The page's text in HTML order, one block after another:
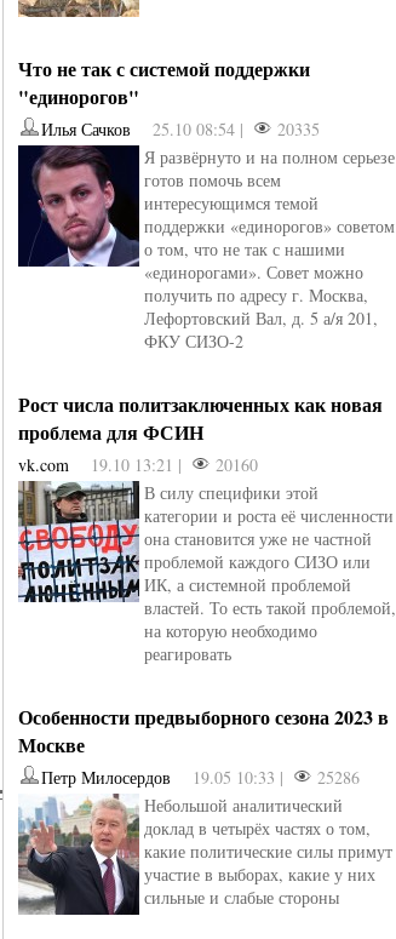
Что не так с системой поддержки
"единорогов"
Илья Сачков 25.10 08:54 |
20335
Я развёрнуто и на полном серьезе
готов помочь всем
интересующимся темой
поддержки «единорогов» советом
о том, что не так с нашими
«единорогами». Совет можно
получить по адресу г. Москва,
Лефортовский Вал, д. 5 а/я 201,
ФКУ СИЗО-2
Рост числа политзаключенных как новая
проблема для ФСИН
vk.com 19.10 13:21 |
20160
В силу специфики этой
категории и роста её численности
она становится уже не частной
проблемой каждого СИЗО или
ИК, а системной проблемой
властей. То есть такой проблемой,
на которую необходимо
реагировать
Особенности предвыборного сезона 2023 в
Москве
Петр Милосердов 19.05 10:33 |
25286
Небольшой аналитический
доклад в четырёх частях о том,
какие политические силы примут
участие в выборах, какие у них
сильные и слабые стороны